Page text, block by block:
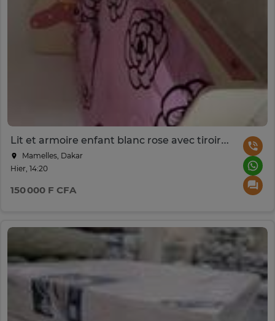
Lit et armoire enfant blanc rose avec tiroirs intégrés
Mamelles, Dakar
Hier, 14:20
150 000 F CFA